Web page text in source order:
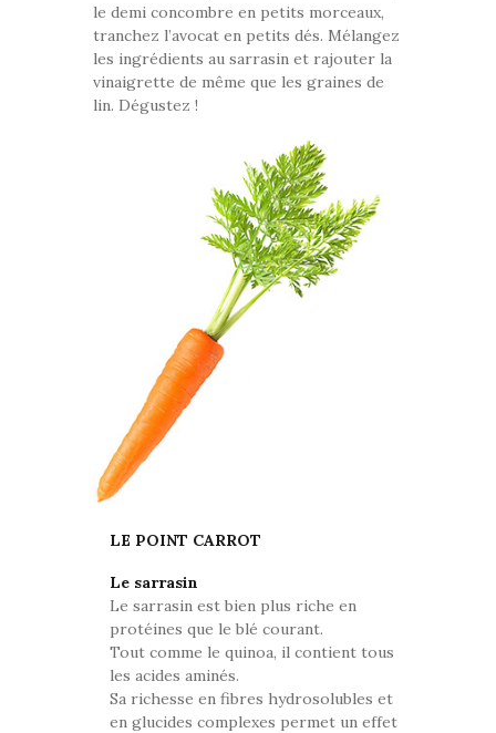
le demi concombre en petits morceaux,
tranchez l’avocat en petits dés. Mélangez
les ingrédients au sarrasin et rajouter la
vinaigrette de même que les graines de
lin. Dégustez !
LE POINT CARROT
Le sarrasin
Le sarrasin est bien plus riche en
protéines que le blé courant.
Tout comme le quinoa, il contient tous
les acides aminés.
Sa richesse en fibres hydrosolubles et
en glucides complexes permet un effet